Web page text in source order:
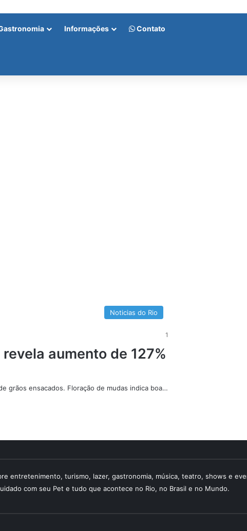
Informações Contato
Noticias do Rio
1
aumento de 127%
grãos ensacados. Floração de mudas indica boa…
entretenimento, turismo, lazer, gastronomia, música, teatro, shows e
com seu Pet e tudo que acontece no Rio, no Brasil e no Mundo.